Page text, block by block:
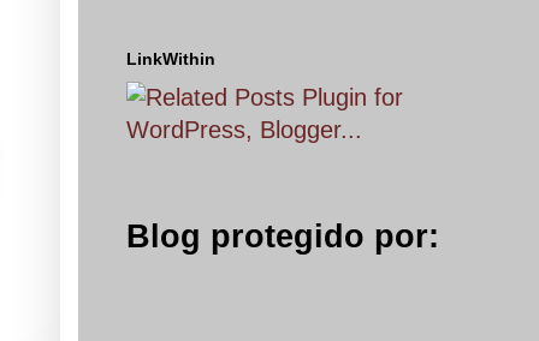
LinkWithin
Blog protegido por: